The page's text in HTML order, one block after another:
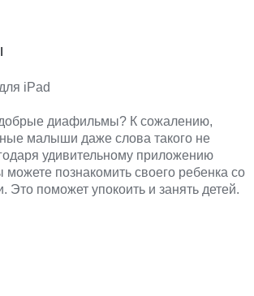
диафильмы? К сожалению,
малыши даже слова такого не
удивительному приложению
познакомить своего ребенка со
Это поможет упокоить и занять детей.